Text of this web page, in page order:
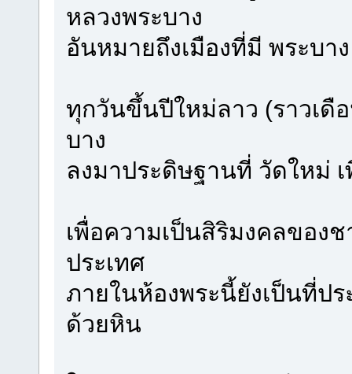
หลวงพระบาง
อันหมายถึงเมืองที่มี พระบา
ทุกวันขึ้นปีใหม่ลาว (ราวเดื
บาง
ลงมาประดิษฐานที่ วัดใหม่
เพื่อความเป็นสิริมงคลของ
ประเทศ
ภายในห้องพระนี้ยังเป็นที่ป
ด้วยหิน